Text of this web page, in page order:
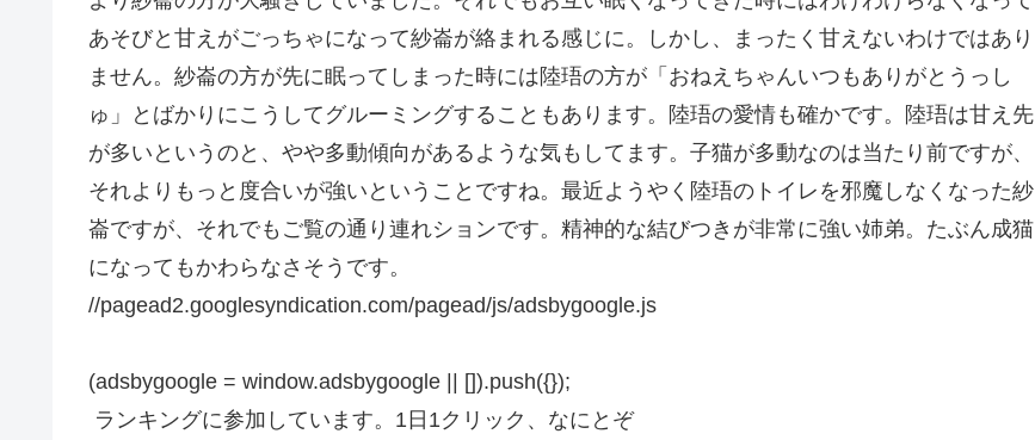
あそびと甘えがごっちゃになって紗崙が絡まれる感じに。しかし、まったく甘えないわけではあり
ません。紗崙の方が先に眠ってしまった時には陸珸の方が「おねえちゃんいつもありがとうっし
ゅ」とばかりにこうしてグルーミングすることもあります。陸珸の愛情も確かです。陸珸は甘え先
が多いというのと、やや多動傾向があるような気もしてます。子猫が多動なのは当たり前ですが、
それよりもっと度合いが強いということですね。最近ようやく陸珸のトイレを邪魔しなくなった紗
崙ですが、それでもご覧の通り連れションです。精神的な結びつきが非常に強い姉弟。たぶん成猫
になってもかわらなさそうです。
//pagead2.googlesyndication.com/pagead/js/adsbygoogle.js
(adsbygoogle = window.adsbygoogle || []).push({});
ランキングに参加しています。1日1クリック、なにとぞ